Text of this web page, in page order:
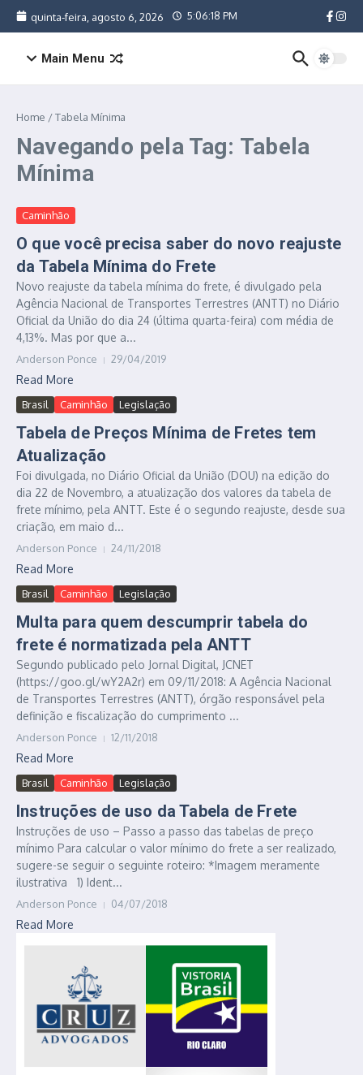
Ir para o conteúdo
quinta-feira, agosto 6, 2026 5:06:18 PM
Main Menu
Home /Tabela Mínima
Navegando pela Tag: Tabela
Mínima
Caminhão
O que você precisa saber do novo reajuste
da Tabela Mínima do Frete
Novo reajuste da tabela mínima do frete, é divulgado pela
Agência Nacional de Transportes Terrestres (ANTT) no Diário
Oficial da União do dia 24 (última quarta-feira) com média de
4,13%. Mas por que a...
Anderson Ponce 29/04/2019
Read More
Brasil Caminhão Legislação
Tabela de Preços Mínima de Fretes tem
Atualização
Foi divulgada, no Diário Oficial da União (DOU) na edição do
dia 22 de Novembro, a atualização dos valores da tabela de
frete mínimo, pela ANTT. Este é o segundo reajuste, desde sua
criação, em maio d...
Anderson Ponce 24/11/2018
Read More
Brasil Caminhão Legislação
Multa para quem descumprir tabela do
frete é normatizada pela ANTT
Segundo publicado pelo Jornal Digital, JCNET
(https://goo.gl/wY2A2r) em 09/11/2018: A Agência Nacional
de Transportes Terrestres (ANTT), órgão responsável pela
definição e fiscalização do cumprimento ...
Anderson Ponce 12/11/2018
Read More
Brasil Caminhão Legislação
Instruções de uso da Tabela de Frete
Instruções de uso – Passo a passo das tabelas de preço
mínimo Para calcular o valor mínimo do frete a ser realizado,
sugere-se seguir o seguinte roteiro: *Imagem meramente
ilustrativa 1) Ident...
Anderson Ponce 04/07/2018
Read More